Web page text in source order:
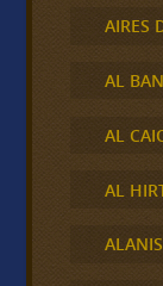
AIRES
AL
AL
AL